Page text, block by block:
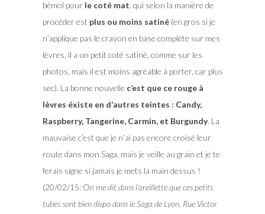
bémol pour le coté mat , qui selon la manière de
procéder est plus ou moins satiné(en gros si je
n’applique pas le crayon en base complète sur mes
lèvres, il a un petit coté satiné, comme sur les
photos, mais il est moins agréable à porter, car plus
sec). La bonne nouvelle c’est que ce rouge à
lèvres éxiste en d’autres teintes : Candy,
Raspberry, Tangerine, Carmin, et Burgundy. La
mauvaise c’est que je n’ai pas encore croisé leur
route dans mon Saga, mais je veille au grain et je te
ferais signe si jamais je mets la main dessus !
(20/02/15: On me dit dans l’oreillette que ces petits
tubes sont bien dispo dans le Saga de Lyon, Rue Victor